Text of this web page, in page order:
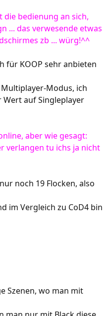
bedienung an sich,
... das verwesende etwas
zb ... würg!^^
für KOOP sehr anbieten
Modus, ich
Wert auf Singleplayer
aber wie gesagt:
verlangen tu ichs ja nicht
noch 19 Flocken, also
im Vergleich zu CoD4 bin
Szenen, wo man mit